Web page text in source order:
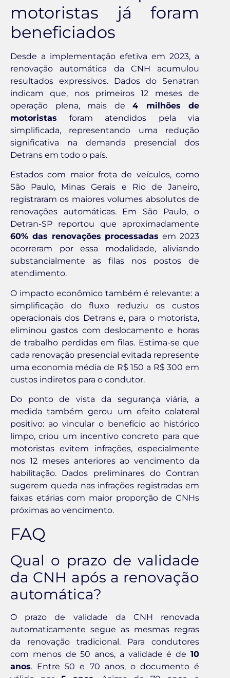
motoristas já foram
beneficiados
Desde a implementação efetiva em 2023, a
renovação automática da CNH acumulou
resultados expressivos. Dados do Senatran
indicam que, nos primeiros 12 meses de
operação plena, mais de 4 milhões de
motoristas foram atendidos pela via
simplificada, representando uma redução
significativa na demanda presencial dos
Detrans em todo o país.
Estados com maior frota de veículos, como
São Paulo, Minas Gerais e Rio de Janeiro,
registraram os maiores volumes absolutos de
renovações automáticas. Em São Paulo, o
Detran-SP reportou que aproximadamente
60% das renovações processadas em 2023
ocorreram por essa modalidade, aliviando
substancialmente as filas nos postos de
atendimento.
O impacto econômico também é relevante: a
simplificação do fluxo reduziu os custos
operacionais dos Detrans e, para o motorista,
eliminou gastos com deslocamento e horas
de trabalho perdidas em filas. Estima-se que
cada renovação presencial evitada represente
uma economia média de R$ 150 a R$ 300 em
custos indiretos para o condutor.
Do ponto de vista da segurança viária, a
medida também gerou um efeito colateral
positivo: ao vincular o benefício ao histórico
limpo, criou um incentivo concreto para que
motoristas evitem infrações, especialmente
nos 12 meses anteriores ao vencimento da
habilitação. Dados preliminares do Contran
sugerem queda nas infrações registradas em
faixas etárias com maior proporção de CNHs
próximas ao vencimento.
FAQ
Qual o prazo de validade
da CNH após a renovação
automática?
O prazo de validade da CNH renovada
automaticamente segue as mesmas regras
da renovação tradicional. Para condutores
com menos de 50 anos, a validade é de 10
anos. Entre 50 e 70 anos, o documento é